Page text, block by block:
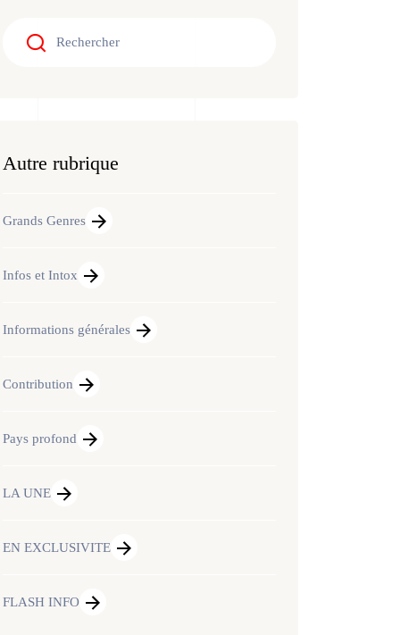
Autre rubrique
Grands Genres
Infos et Intox
Informations générales
Contribution
Pays profond
LA UNE
EN EXCLUSIVITE
FLASH INFO